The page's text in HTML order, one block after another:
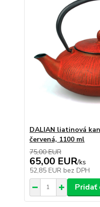
DALIAN liatinová
červená, 1100 ml
75,00 EUR
65,00 EUR/ks
52,85 EUR bez DPH
Pridať